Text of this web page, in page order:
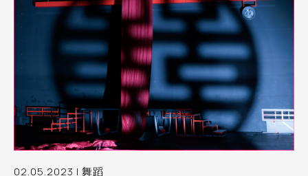
02.05.2023 | 舞蹈